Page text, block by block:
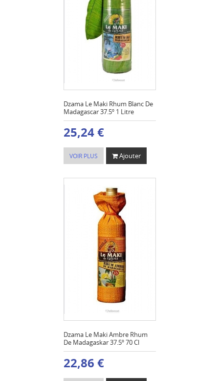
Dzama Le Maki Rhum Blanc De
Madagascar 37.5º 1 Litre
25,24 €
VOIR PLUS Ajouter
Dzama Le Maki Ambre Rhum
De Madagaskar 37.5º 70 Cl
22,86 €